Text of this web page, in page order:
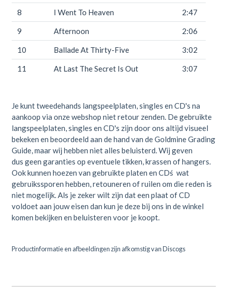
8 I Went To Heaven 2:47
9 Afternoon 2:06
10 Ballade At Thirty-Five 3:02
11 At Last The Secret Is Out 3:07
Je kunt tweedehands langspeelplaten, singles en CD's na
aankoop via onze webshop niet retour zenden. De gebruikte
langspeelplaten, singles en CD's zijn door ons altijd visueel
bekeken en beoordeeld aan de hand van de Goldmine Grading
Guide, maar wij hebben niet alles beluisterd. Wij geven
dus geen garanties op eventuele tikken, krassen of hangers.
Ook kunnen hoezen van gebruikte platen en CDś wat
gebruikssporen hebben, retouneren of ruilen om die reden is
niet mogelijk. Als je zeker wilt zijn dat een plaat of CD
voldoet aan jouw eisen dan kun je deze bij ons in de winkel
komen bekijken en beluisteren voor je koopt.
Productinformatie en afbeeldingen zijn afkomstig van Discogs